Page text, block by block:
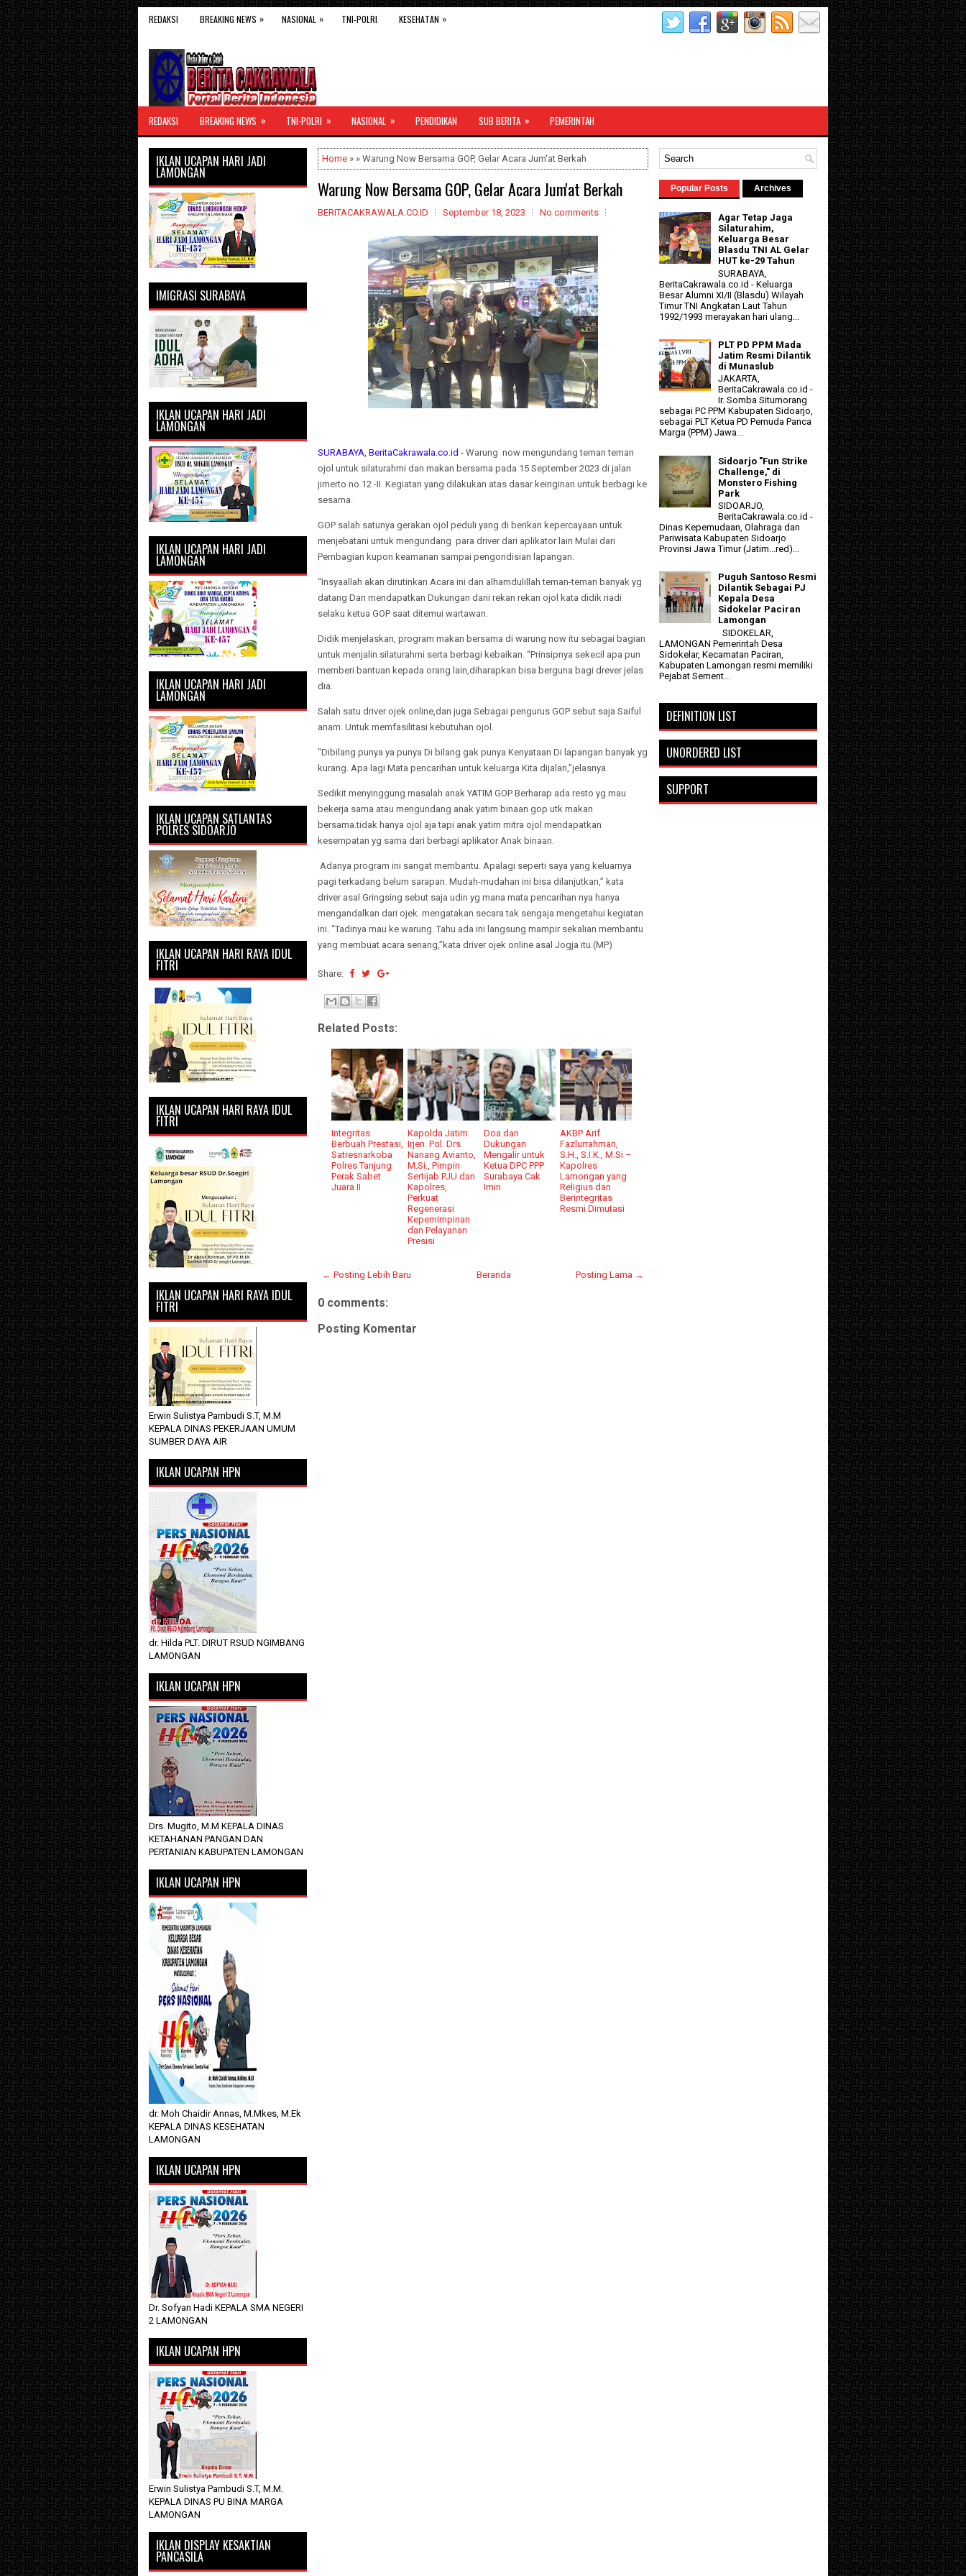
REDAKSI BREAKING NEWS » NASIONAL » TNI-POLRI KESEHATAN »
REDAKSI BREAKING NEWS » TNI-POLRI » NASIONAL » PENDIDIKAN SUB BERITA » PEMERINTAH
Home » » Warung Now Bersama GOP, Gelar Acara Jum'at Berkah
Warung Now Bersama GOP, Gelar Acara Jum'at Berkah
BERITACAKRAWALA.CO.ID September 18, 2023 No comments
SURABAYA, BeritaCakrawala.co.id - Warung now mengundang teman teman
ojol untuk silaturahmi dan makan bersama pada 15 September 2023 di jalan
jimerto no 12 -II. Kegiatan yang dilakukan atas dasar keinginan untuk berbagi ke
sesama.
GOP salah satunya gerakan ojol peduli yang di berikan kepercayaan untuk
menjebatani untuk mengundang para driver dari aplikator lain Mulai dari
Pembagian kupon keamanan sampai pengondisian lapangan.
“Insyaallah akan dirutinkan Acara ini dan alhamdulillah teman-teman banyak yg
datang Dan mendapatkan Dukungan darii rekan rekan ojol kata didik riadi
selaku ketua GOP saat ditemui wartawan.
Didik menjelaskan, program makan bersama di warung now itu sebagai bagian
untuk menjalin silaturahmi serta berbagi kebaikan. “Prinsipnya sekecil apa pun
memberi bantuan kepada orang lain,diharapkan bisa berguna bagi drever jelas
dia.
Salah satu driver ojek online,dan juga Sebagai pengurus GOP sebut saja Saiful
anam. Untuk memfasilitasi kebutuhan ojol.
"Dibilang punya ya punya Di bilang gak punya Kenyataan Di lapangan banyak yg
kurang. Apa lagi Mata pencarihan untuk keluarga Kita dijalan,"jelasnya.
Sedikit menyinggung masalah anak YATIM GOP Berharap ada resto yg mau
bekerja sama atau mengundang anak yatim binaan gop utk makan
bersama.tidak hanya ojol aja tapi anak yatim mitra ojol mendapatkan
kesempatan yg sama dari berbagi aplikator Anak binaan.
Adanya program ini sangat membantu. Apalagi seperti saya yang keluarnya
pagi terkadang belum sarapan. Mudah-mudahan ini bisa dilanjutkan,” kata
driver asal Gringsing sebut saja udin yg mana mata pencarihan nya hanya
mengandalkan dari ojek. mengatakan secara tak sengaja mengetahui kegiatan
ini. “Tadinya mau ke warung. Tahu ada ini langsung mampir sekalian membantu
yang membuat acara senang,”kata driver ojek online asal Jogja itu.(MP)
Share:
Related Posts:
Integritas
Berbuah Prestasi,
Satresnarkoba
Polres Tanjung
Perak Sabet
Juara II
Kapolda Jatim
Irjen. Pol. Drs.
Nanang Avianto,
M.Si., Pimpin
Sertijab PJU dan
Kapolres,
Perkuat
Regenerasi
Kepemimpinan
dan Pelayanan
Presisi
Doa dan
Dukungan
Mengalir untuk
Ketua DPC PPP
Surabaya Cak
Imin
AKBP Arif
Fazlurrahman,
S.H., S.I.K., M.Si –
Kapolres
Lamongan yang
Religius dan
Berintegritas
Resmi Dimutasi
← Posting Lebih Baru Posting Lama →
Beranda
0 comments:
Posting Komentar
IKLAN UCAPAN HARI JADI
LAMONGAN
IMIGRASI SURABAYA
IKLAN UCAPAN HARI JADI
LAMONGAN
IKLAN UCAPAN HARI JADI
LAMONGAN
IKLAN UCAPAN HARI JADI
LAMONGAN
IKLAN UCAPAN SATLANTAS
POLRES SIDOARJO
IKLAN UCAPAN HARI RAYA IDUL
FITRI
IKLAN UCAPAN HARI RAYA IDUL
FITRI
IKLAN UCAPAN HARI RAYA IDUL
FITRI
Erwin Sulistya Pambudi S.T, M.M
KEPALA DINAS PEKERJAAN UMUM
SUMBER DAYA AIR
IKLAN UCAPAN HPN
dr. Hilda PLT. DIRUT RSUD NGIMBANG
LAMONGAN
IKLAN UCAPAN HPN
Drs. Mugito, M.M KEPALA DINAS
KETAHANAN PANGAN DAN
PERTANIAN KABUPATEN LAMONGAN
IKLAN UCAPAN HPN
dr. Moh Chaidir Annas, M.Mkes, M.Ek
KEPALA DINAS KESEHATAN
LAMONGAN
IKLAN UCAPAN HPN
Dr. Sofyan Hadi KEPALA SMA NEGERI
2 LAMONGAN
IKLAN UCAPAN HPN
Erwin Sulistya Pambudi S.T, M.M.
KEPALA DINAS PU BINA MARGA
LAMONGAN
IKLAN DISPLAY KESAKTIAN
PANCASILA
Popular Posts Archives
Agar Tetap Jaga
Silaturahim,
Keluarga Besar
Blasdu TNI AL Gelar
HUT ke-29 Tahun
SURABAYA,
BeritaCakrawala.co.id - Keluarga
Besar Alumni XI/II (Blasdu) Wilayah
Timur TNI Angkatan Laut Tahun
1992/1993 merayakan hari ulang...
PLT PD PPM Mada
Jatim Resmi Dilantik
di Munaslub
JAKARTA,
BeritaCakrawala.co.id -
Ir. Somba Situmorang
sebagai PC PPM Kabupaten Sidoarjo,
sebagai PLT Ketua PD Pemuda Panca
Marga (PPM) Jawa...
Sidoarjo "Fun Strike
Challenge," di
Monstero Fishing
Park
SIDOARJO,
BeritaCakrawala.co.id -
Dinas Kepemudaan, Olahraga dan
Pariwisata Kabupaten Sidoarjo
Provinsi Jawa Timur (Jatim...red)...
Puguh Santoso Resmi
Dilantik Sebagai PJ
Kepala Desa
Sidokelar Paciran
Lamongan
SIDOKELAR,
LAMONGAN Pemerintah Desa
Sidokelar, Kecamatan Paciran,
Kabupaten Lamongan resmi memiliki
Pejabat Sement...
DEFINITION LIST
UNORDERED LIST
SUPPORT